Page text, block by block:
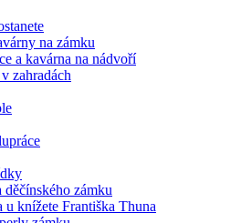
na zámku
a kavárna na nádvoří
zahradách
děčínského zámku
u knížete Františka Thuna